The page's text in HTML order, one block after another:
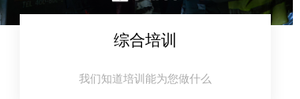
综合培训​​​​​​​​
我们知道培训能为您做什么​​​​​​​